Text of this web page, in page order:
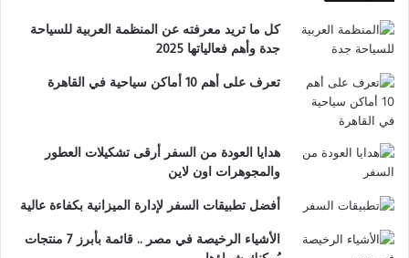
كل ما تريد معرفته عن المنظمة العربية للسياحة
جدة وأهم فعالياتها 2025
تعرف على أهم 10 أماكن سياحية في القاهرة
هدايا العودة من السفر أرقى تشكيلات العطور
والمجوهرات اون لاين
أفضل تطبيقات السفر لإدارة الميزانية بكفاءة عالية
الأشياء الرخيصة في مصر .. قائمة بأبرز 7 منتجات